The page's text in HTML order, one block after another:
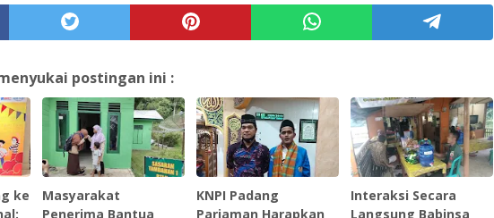
postingan ini :
ke
Masyarakat
Penerima Bantua
KNPI Padang
Pariaman Harapkan
Interaksi Secara
Langsung Babinsa